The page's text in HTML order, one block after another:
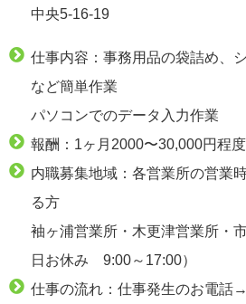
中央5-16-19
仕事内容：事務用品の袋詰め、
など簡単作業
パソコンでのデータ入力作業
報酬：1ヶ月2000〜30,000円程度
内職募集地域：各営業所の営業
る方
袖ヶ浦営業所・木更津営業所・
日お休み 9:00～17:00）
仕事の流れ：仕事発生のお電